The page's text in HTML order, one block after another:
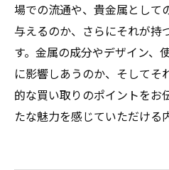
場での流通や、貴金属として
与えるのか、さらにそれが持
す。金属の成分やデザイン、
に影響しあうのか、そしてそ
的な買い取りのポイントをお
たな魅力を感じていただける